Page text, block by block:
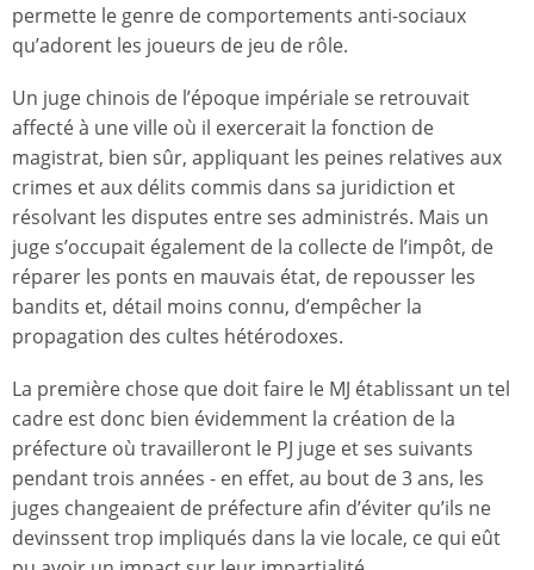
permette le genre de comportements anti-sociaux
qu’adorent les joueurs de jeu de rôle.
Un juge chinois de l’époque impériale se retrouvait
affecté à une ville où il exercerait la fonction de
magistrat, bien sûr, appliquant les peines relatives aux
crimes et aux délits commis dans sa juridiction et
résolvant les disputes entre ses administrés. Mais un
juge s’occupait également de la collecte de l’impôt, de
réparer les ponts en mauvais état, de repousser les
bandits et, détail moins connu, d’empêcher la
propagation des cultes hétérodoxes.
La première chose que doit faire le MJ établissant un tel
cadre est donc bien évidemment la création de la
préfecture où travailleront le PJ juge et ses suivants
pendant trois années - en effet, au bout de 3 ans, les
juges changeaient de préfecture afin d’éviter qu’ils ne
devinssent trop impliqués dans la vie locale, ce qui eût